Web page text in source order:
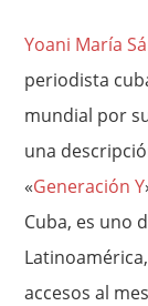
Yoani María
periodista
mundial por
una
«Generación Y
Cuba, es uno
accesos al